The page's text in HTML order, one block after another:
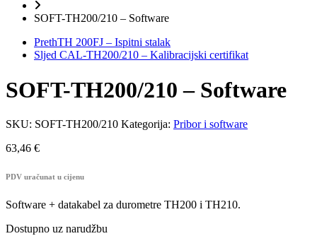
SOFT-TH200/210 – Software
PrethTH 200FJ – Ispitni stalak
Sljed CAL-TH200/210 – Kalibracijski certifikat
SOFT-TH200/210 – Software
SKU: SOFT-TH200/210 Kategorija: Pribor i software
63,46 €
PDV uračunat u cijenu
Software + datakabel za durometre TH200 i TH210.
Dostupno uz narudžbu